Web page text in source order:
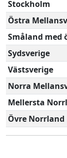
Stockholm
Östra
Småland med
Sydsverige
Västsverige
Norra
Mellersta
Övre Norrland